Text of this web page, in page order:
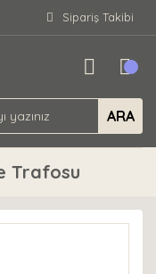
Sipariş Takibi
ARA
Trafosu